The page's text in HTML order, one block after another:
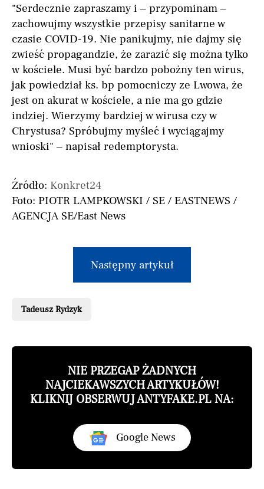
"Serdecznie zapraszamy i – przypominam –
zachowujmy wszystkie przepisy sanitarne w
czasie COVID-19. Nie panikujmy, nie dajmy się
zwieść propagandzie, że zarazić się można tylko
w kościele. Musi być bardzo pobożny ten wirus,
jak powiedział ks. bp pomocniczy ze Lwowa, że
jest on akurat w kościele, a nie ma go gdzie
indziej. Wierzymy bardziej w wirusa czy w
Chrystusa? Spróbujmy myśleć i wyciągajmy
wnioski" – napisał redemptorysta.
Źródło: Konkret24
Foto: PIOTR LAMPKOWSKI / SE / EASTNEWS /
AGENCJA SE/East News
Następny artykuł
Tadeusz Rydzyk
NIE PRZEGAP ŻADNYCH
NAJCIEKAWSZYCH ARTYKUŁÓW!
KLIKNIJ OBSERWUJ ANTYFAKE.PL NA:
Google News